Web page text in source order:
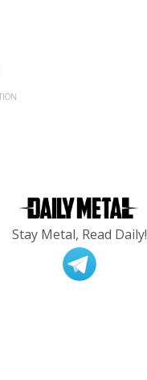
Stay Metal, Read Daily!